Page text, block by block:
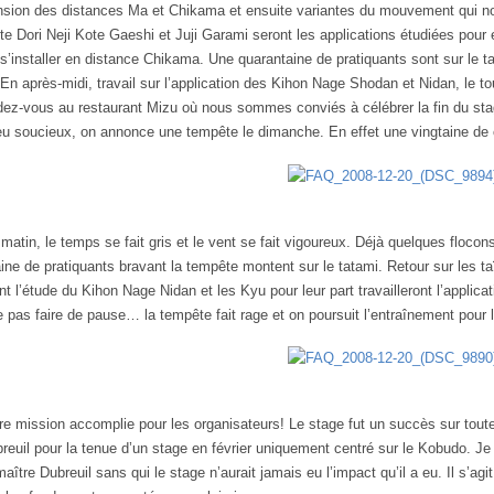
des distances Ma et Chikama et ensuite variantes du mouvement qui
Dori Neji Kote Gaeshi et Juji Garami seront les applications étudiées
en distance Chikama. Une quarantaine de pratiquants sont sur
après-midi, travail sur l’application des Kihon Nage Shodan et Nidan, le
vous au restaurant Mizu où nous sommes conviés à célébrer la fin du
soucieux, on annonce une tempête le dimanche. En effet une vingtaine
le temps se fait gris et le vent se fait vigoureux. Déjà quelques
de pratiquants bravant la tempête montent sur le tatami. Retour sur les
l’étude du Kihon Nage Nidan et les Kyu pour leur part travailleront
pas faire de pause… la tempête fait rage et on poursuit l’entraînement
mission accomplie pour les organisateurs! Le stage fut un succès sur
pour la tenue d’un stage en février uniquement centré sur le Kobudo.
Dubreuil sans qui le stage n’aurait jamais eu l’impact qu’il a eu. Il